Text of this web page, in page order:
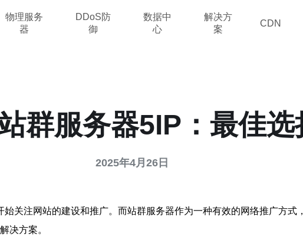
物理服务
器
DDoS防
御
数据中
心
解决方
案
CDN
群服务器5IP：最佳选
2025年4月26日
关注网站的建设和推广。而站群服务器作为一种有效的网络推广方
决方案。